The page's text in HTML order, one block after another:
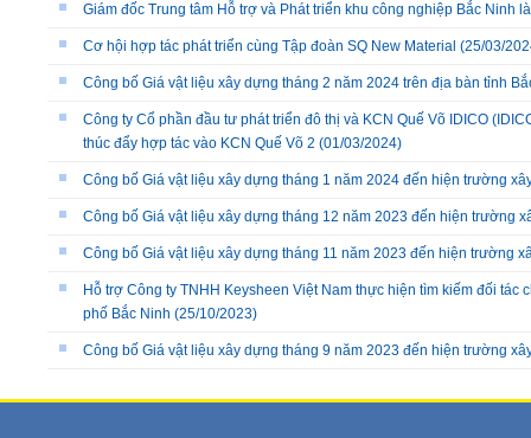
Giám đốc Trung tâm Hỗ trợ và Phát triển khu công nghiệp Bắc Ninh
Cơ hội hợp tác phát triển cùng Tập đoàn SQ New Material (25/03/
Công bố Giá vật liệu xây dựng tháng 2 năm 2024 trên địa bàn tỉnh
Công ty Cổ phần đầu tư phát triển đô thị và KCN Quế Võ IDICO
thúc đẩy hợp tác vào KCN Quế Võ 2 (01/03/2024)
Công bố Giá vật liệu xây dựng tháng 1 năm 2024 đến hiện trường
Công bố Giá vật liệu xây dựng tháng 12 năm 2023 đến hiện trường
Công bố Giá vật liệu xây dựng tháng 11 năm 2023 đến hiện trường
Hỗ trợ Công ty TNHH Keysheen Việt Nam thực hiện tìm kiếm đối
phố Bắc Ninh (25/10/2023)
Công bố Giá vật liệu xây dựng tháng 9 năm 2023 đến hiện trường